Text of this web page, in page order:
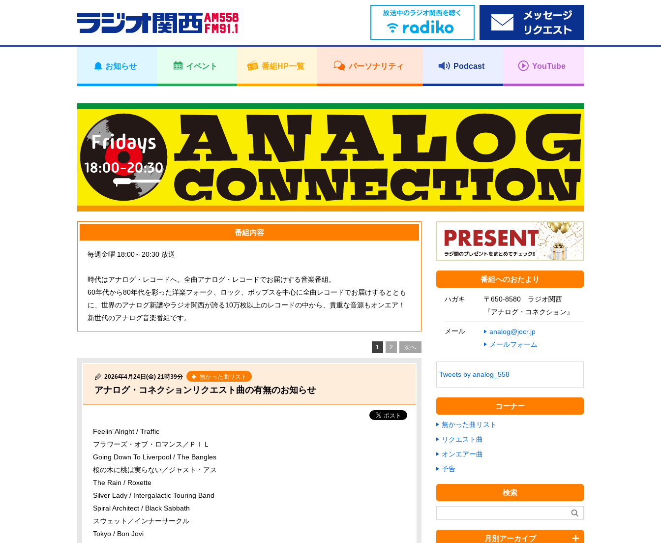
お知らせ イベント 番組HP一覧 パーソナリティ Podcast YouTube
番組内容
毎週金曜 18:00～20:30 放送
時代はアナログ・レコードへ。全曲アナログ・レコードでお届けする音楽番組。
60年代から80年代を彩った洋楽フォーク、ロック、ポップスを中心に全曲レコードでお届けするととも
に、世界のアナログ新譜やラジオ関西が誇る10万枚以上のレコードの中から、貴重な音源もオンエア！
新世代のアナログ音楽番組です。
1 2 次へ
2026年4月24日(金) 21時39分 無かった曲リスト
アナログ・コネクションリクエスト曲の有無のお知らせ
Feelin’ Alright / Traffic
フラワーズ・オブ・ロマンス／ＰＩＬ
Going Down To Liverpool / The Bangles
桜の木に桃は実らない／ジャスト・アス
The Rain / Roxette
Silver Lady / Intergalactic Touring Band
Spiral Architect / Black Sabbath
スウェット／インナーサークル
Tokyo / Bon Jovi
番組へのおたより
ハガキ
〒650-8580 ラジオ関西
『アナログ・コネクション』
メール
analog@jocr.jp
メールフォーム
Tweets by analog_558
コーナー
無かった曲リスト
リクエスト曲
オンエアー曲
予告
検索
月別アーカイブ